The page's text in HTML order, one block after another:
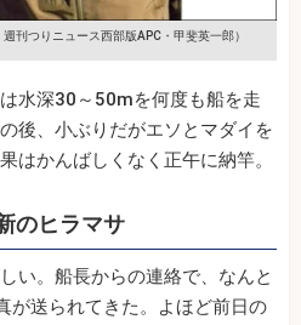
週刊つりニュース西部版APC・甲斐英一郎）
水深30～50mを何度も船を走
後、小ぶりだがエソとマダイを
はかんばしくなく正午に納竿。
のヒラマサ
い。船長からの連絡で、なんと
が送られてきた。よほど前日の